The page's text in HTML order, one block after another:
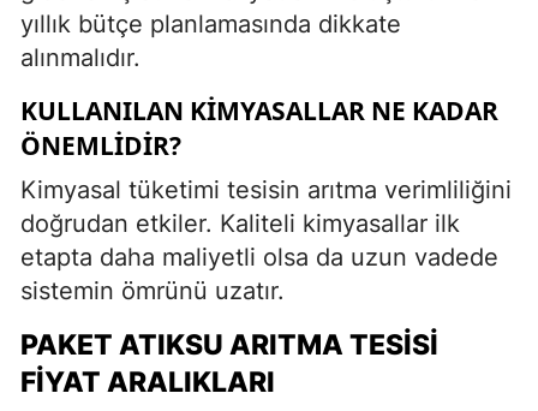
yıllık bütçe planlamasında dikkate
alınmalıdır.
KULLANILAN KIMYASALLAR NE KADAR
ÖNEMLIDIR?
Kimyasal tüketimi tesisin arıtma verimliliğini
doğrudan etkiler. Kaliteli kimyasallar ilk
etapta daha maliyetli olsa da uzun vadede
sistemin ömrünü uzatır.
PAKET ATIKSU ARITMA TESISI
FIYAT ARALIKLARI